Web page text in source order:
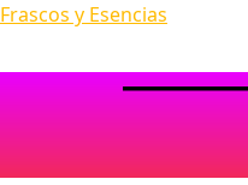
Frascos y Esencias